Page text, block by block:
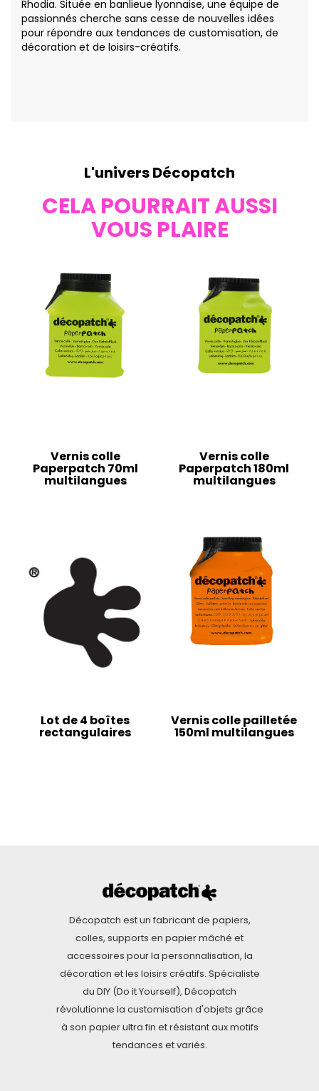
Rhodia. Située en banlieue lyonnaise, une équipe de
passionnés cherche sans cesse de nouvelles idées
pour répondre aux tendances de customisation, de
décoration et de loisirs-créatifs.
L'univers Décopatch
CELA POURRAIT AUSSI
VOUS PLAIRE
Vernis colle
Paperpatch 70ml
multilangues
Vernis colle
Paperpatch 180ml
multilangues
Lot de 4 boîtes
rectangulaires
Vernis colle pailletée
150ml multilangues
Décopatch est un fabricant de papiers,
colles, supports en papier mâché et
accessoires pour la personnalisation, la
décoration et les loisirs créatifs. Spécialiste
du DIY (Do it Yourself), Décopatch
révolutionne la customisation d'objets grâce
à son papier ultra fin et résistant aux motifs
tendances et variés.